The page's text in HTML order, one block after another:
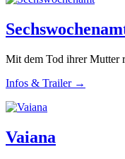
Mit dem Tod ihrer Mutter
Infos & Trailer →
Vaiana